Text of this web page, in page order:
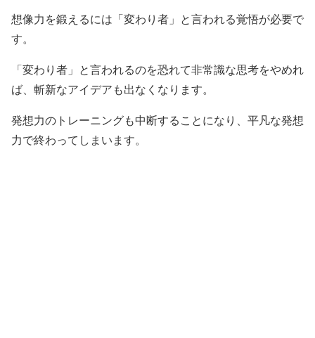
想像力を鍛えるには「変わり者」と言われる覚悟が必要で
す。
「変わり者」と言われるのを恐れて非常識な思考をやめれ
ば、斬新なアイデアも出なくなります。
発想力のトレーニングも中断することになり、平凡な発想
力で終わってしまいます。